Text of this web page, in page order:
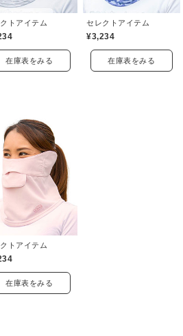
トアイテム
在庫表をみる
セレクトアイテム
¥3,234
在庫表をみる
トアイテム
在庫表をみる